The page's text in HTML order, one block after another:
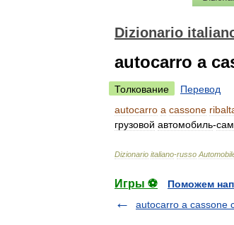
Dizionario
autocarro a
Толкование
Перевод
autocarro a cassone
грузовой автомобиль-
Dizionario italiano-russo
Игры ⚽
Поможем
autocarro a cassone